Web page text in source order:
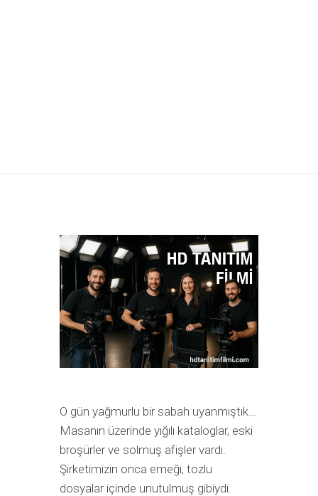
O gün yağmurlu bir sabah uyanmıştık…
Masanın üzerinde yığılı kataloglar, eski
broşürler ve solmuş afişler vardı.
Şirketimizin onca emeği, tozlu
dosyalar içinde unutulmuş gibiydi.